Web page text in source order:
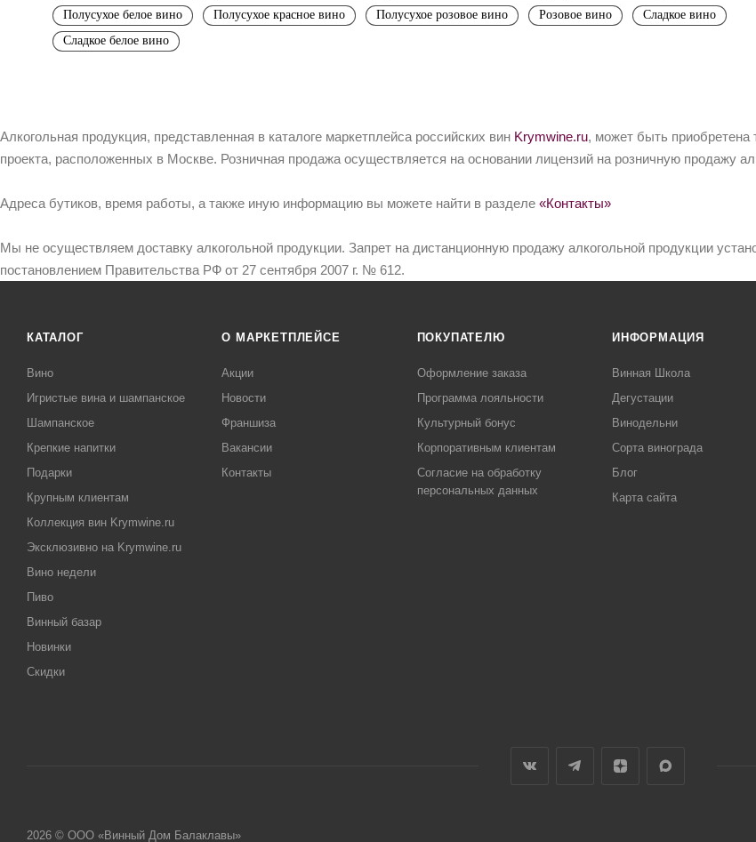
Полусухое белое вино
Полусухое красное вино Полусухое розовое вино Розовое вино
Сладкое вино
Сладкое белое вино
Алкогольная продукция, представленная в каталоге маркетплейса российских вин Krymwine.ru, может быть приобретена
проекта, расположенных в Москве. Розничная продажа осуществляется на основании лицензий на розничную продажу
Адреса бутиков, время работы, а также иную информацию вы можете найти в разделе «Контакты»
Мы не осуществляем доставку алкогольной продукции. Запрет на дистанционную продажу алкогольной продукции
постановлением Правительства РФ от 27 сентября 2007 г. № 612.
КАТАЛОГ
Вино
Игристые вина и шампанское
Шампанское
Крепкие напитки
Подарки
Крупным клиентам
Коллекция вин Krymwine.ru
Эксклюзивно на Krymwine.ru
Вино недели
Пиво
Винный базар
Новинки
Скидки
О МАРКЕТПЛЕЙСЕ
Акции
Новости
Франшиза
Вакансии
Контакты
ПОКУПАТЕЛЮ
Оформление заказа
Программа лояльности
Культурный бонус
Корпоративным клиентам
Согласие на обработку
персональных данных
ИНФОРМАЦИЯ
Винная Школа
Дегустации
Винодельни
Сорта винограда
Блог
Карта сайта
2026 © ООО «Винный Дом Балаклавы»